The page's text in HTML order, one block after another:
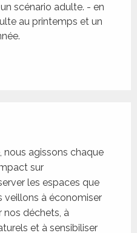
scénario adulte. - en
au printemps et un
agissons chaque
sur
les espaces que
veillons à économiser
nos déchets, à
et à sensibiliser